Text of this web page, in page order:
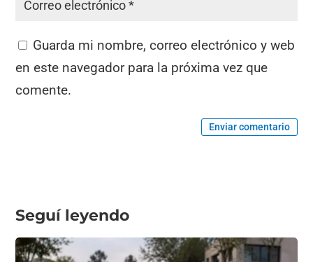
Guarda mi nombre, correo electrónico y web
en este navegador para la próxima vez que
comente.
Enviar comentario
Seguí leyendo